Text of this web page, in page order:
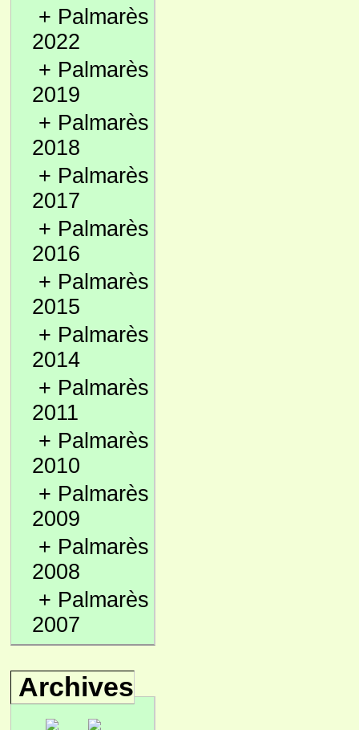
+ Palmarès
2022
+ Palmarès
2019
+ Palmarès
2018
+ Palmarès
2017
+ Palmarès
2016
+ Palmarès
2015
+ Palmarès
2014
+ Palmarès
2011
+ Palmarès
2010
+ Palmarès
2009
+ Palmarès
2008
+ Palmarès
2007
Archives